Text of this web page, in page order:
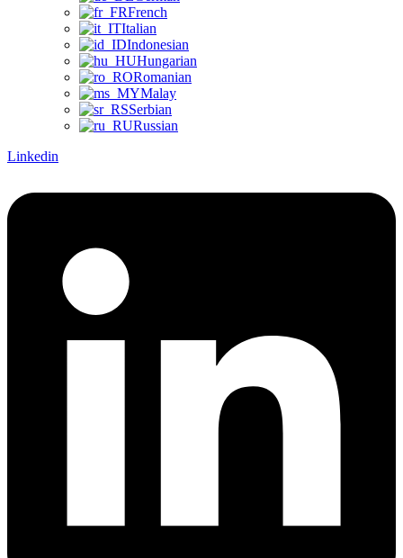
French
Italian
Indonesian
Hungarian
Romanian
Malay
Serbian
Russian
Linkedin